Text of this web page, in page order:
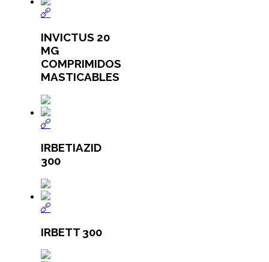
INVICTUS 20
MG
COMPRIMIDOS
MASTICABLES
IRBETIAZID
300
IRBETT 300